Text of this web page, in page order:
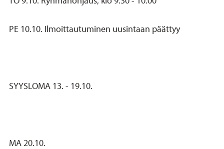
PE 10.10. Ilmoittautuminen uusintaan päättyy
SYYSLOMA 13. - 19.10.
MA 20.10.